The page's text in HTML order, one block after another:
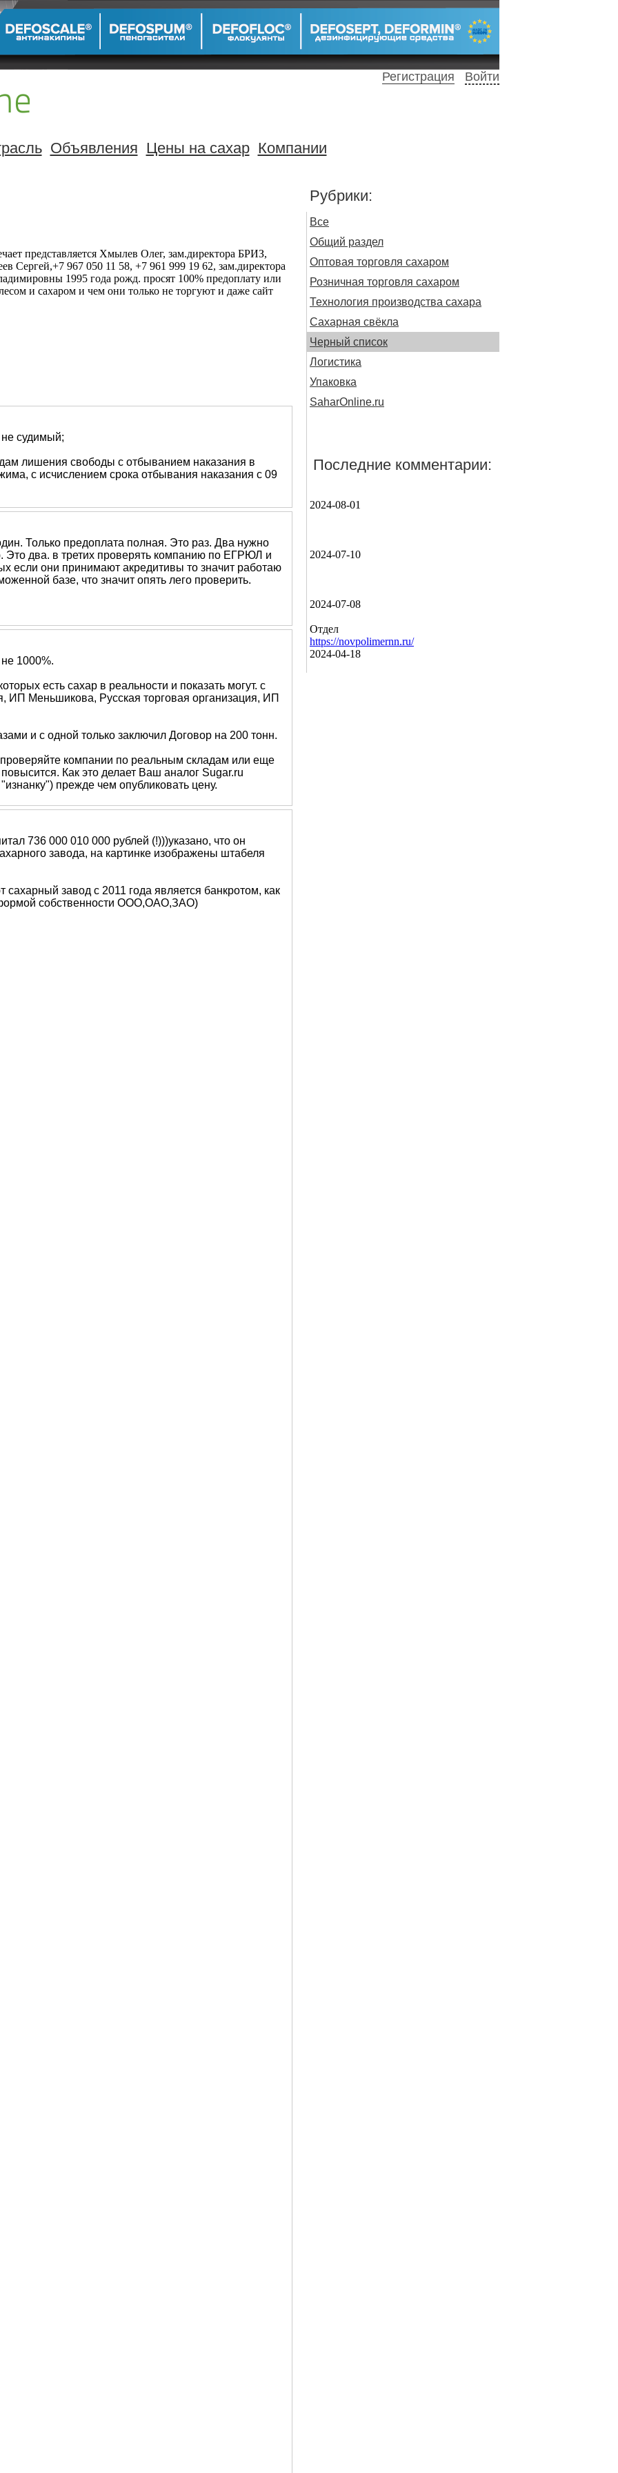
Войти
Регистрация
Объявления Цены на сахар Компании
Рубрики:
Все
Общий раздел
Оптовая торговля сахаром
Розничная торговля сахаром
Технология производства сахара
Сахарная свёкла
Черный список
Логистика
Упаковка
SaharOnline.ru
Последние комментарии:
2024-08-01
2024-07-10
2024-07-08
Отдел
https://novpolimernn.ru/
2024-04-18
представляется Хмылев Олег, зам.директора БРИЗ,
Сергей,+7 967 050 11 58, +7 961 999 19 62, зам.директора
1995 года рожд. просят 100% предоплату или
и сахаром и чем они только не торгуют и даже сайт
судимый;
лишения свободы с отбыванием наказания в
с исчислением срока отбывания наказания с 09
Только предоплата полная. Это раз. Два нужно
Это два. в третих проверять компанию по ЕГРЮЛ и
если они принимают акредитивы то значит работаю
базе, что значит опять лего проверить.
1000%.
есть сахар в реальности и показать могут. с
ИП Меньшикова, Русская торговая организация, ИП
и с одной только заключил Договор на 200 тонн.
компании по реальным складам или еще
Как это делает Ваш аналог Sugar.ru
прежде чем опубликовать цену.
736 000 010 000 рублей (!)))указано, что он
завода, на картинке изображены штабеля
завод с 2011 года является банкротом, как
собственности ООО,ОАО,ЗАО)